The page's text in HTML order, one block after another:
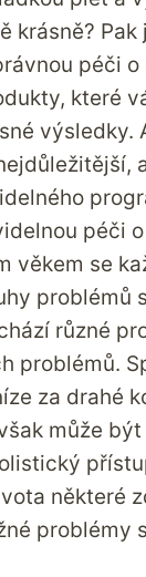
krásně? Pak
péči
které
výsledky.
péči
věkem se
problémů
různé
problémů.
za drahé
může
některé
problémy